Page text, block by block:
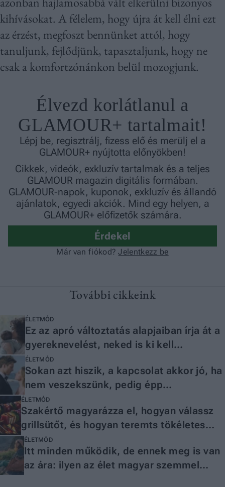
kihívásokat. A félelem, hogy újra át kell élni ezt
az érzést, megfoszt bennünket attól, hogy
tanuljunk, fejlődjünk, tapasztaljunk, hogy ne
csak a komfortzónánkon belül mozogjunk.
További cikkeink
ÉLETMÓD
Ez az apró változtatás alapjaiban írja át a
gyereknevelést, neked is ki kell
próbálnod
ÉLETMÓD
Sokan azt hiszik, a kapcsolat akkor jó, ha
nem veszekszünk, pedig épp
ellenkezőleg
ÉLETMÓD
Szakértő magyarázza el, hogyan válassz
grillsütőt, és hogyan teremts tökéletes
kerti parti hangulatot
ÉLETMÓD
Itt minden működik, de ennek meg is van
az ára: ilyen az élet magyar szemmel
Svájcban